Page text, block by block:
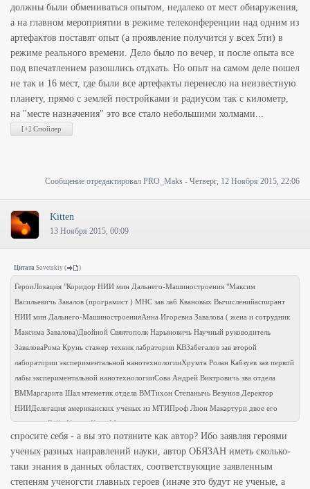
должны были обмениваться опытом, недалеко от мест обнаружения,
а на главном мероприятии в режиме телеконференции над одним из
артефактов поставят опыт (а проявление получится у всех 5ти) в
режиме реального времени. Дело было по вечер, и после опыта все
под впечатлением разошлись отдхать. Но опыт на самом деле пошел
не так и 16 мест, где были все артефакты перенесло на неизвестную
планету, прямо с землей постройками и радиусом так с километр,
на "месте назначения" это все стало небольшими холмами...
Сообщение отредактировал PRO_Maks - Четверг, 12 Ноября 2015, 22:06
Kitten
13 Ноября 2015, 00:09
Цитата Sovetskiy ( )
ГероиЛокация "Коридор НИИ мин Дальнего-Машиностроения "Максим
Васильевичь Завалов (програмист ) МНС зав лаб Квановых Вычисленийаспирант
НИИ мин Дальнего-МашиностроенияАнна Игоревна Завалова ( жена и сотрудник
Максима Завалова)Двойной Свяятополк Нарыновичь Научный руководитель
ЗаваловаРома Крунь стажер техник лабратории КВЗабегалов зав второй
лаборатории экспериментальной нанотехнологииХрумта Ролан Кабзуев зав первой
лабы экспериментальной нанотехнологииСова Андрей Виктровичь зва отдела
ВММаргарита Шал мтеметик отдела ВМТихон Степанычь Везунов Деректор
НИИДелегация американских ученых из МТИПроф Лион Макартури двое его
студентовВэйд Улис и Кинг Мелон
спросите себя - а вы это потяните как автор? Ибо заявляя героями
ученых разных направлений науки, автор ОБЯЗАН иметь сколько-
таки знания в данных областях, соответствующие заявленным
степеням ученогсти главных героев (иначе это будут не ученые, а